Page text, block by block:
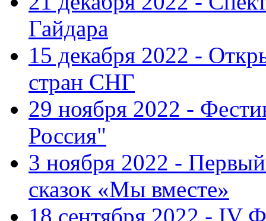
Гайдара
15 декабря 2022 -
стран СНГ
29 ноября 2022 -
Россия"
3 ноября 2022 -
сказок «Мы вместе»
18 сентября 2022 - IV